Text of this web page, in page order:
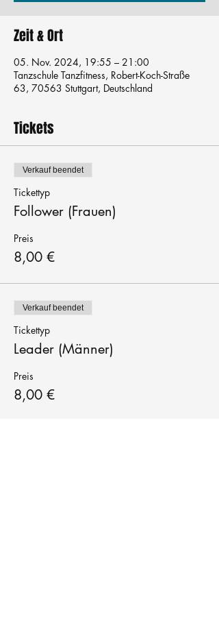
Zeit & Ort
05. Nov. 2024, 19:55 – 21:00
Tanzschule Tanzfitness, Robert-Koch-Straße
63, 70563 Stuttgart, Deutschland
Tickets
Verkauf beendet
Tickettyp
Follower (Frauen)
Preis
8,00 €
Verkauf beendet
Tickettyp
Leader (Männer)
Preis
8,00 €